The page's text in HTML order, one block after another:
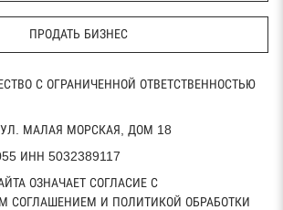
ПРОДАТЬ БИЗНЕС
С ОГРАНИЧЕННОЙ ОТВЕТСТВЕННОСТЬЮ
УЛ. МАЛАЯ МОРСКАЯ, ДОМ 18
ИНН 5032389117
ОЗНАЧАЕТ СОГЛАСИЕ С
СОГЛАШЕНИЕМ И ПОЛИТИКОЙ ОБРАБОТКИ